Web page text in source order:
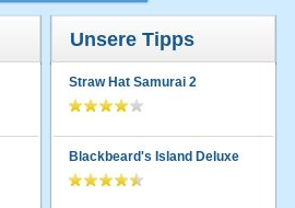
Unsere Tipps
Straw Hat Samurai 2
Blackbeard's Island Deluxe